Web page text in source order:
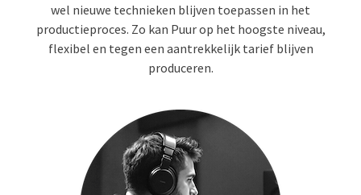
wel nieuwe technieken blijven toepassen in het
productieproces. Zo kan Puur op het hoogste niveau,
flexibel en tegen een aantrekkelijk tarief blijven
produceren.